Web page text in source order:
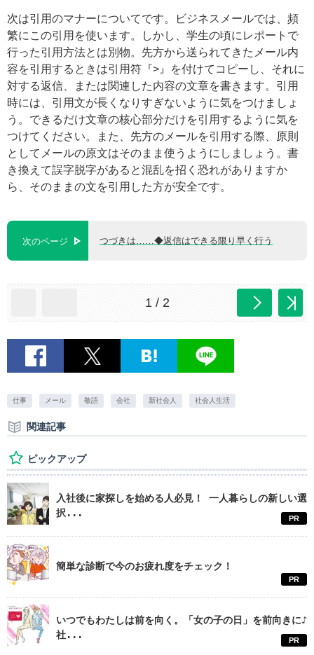
次は引用のマナーについてです。ビジネスメールでは、頻
繁にこの引用を使います。しかし、学生の頃にレポートで
行った引用方法とは別物。先方から送られてきたメール内
容を引用するときは引用符『>』を付けてコピーし、それに
対する返信、または関連した内容の文章を書きます。引用
時には、引用文が長くなりすぎないように気をつけましょ
う。できるだけ文章の核心部分だけを引用するように気を
つけてください。また、先方のメールを引用する際、原則
としてメールの原文はそのまま使うようにしましょう。書
き換えて誤字脱字があると混乱を招く恐れがありますか
ら、そのままの文を引用した方が安全です。
次のページ つづきは……◆返信はできる限り早く行う
1 / 2
仕事 メール 敬語 会社 新社会人 社会人生活
関連記事
ピックアップ
入社後に家探しを始める人必見！ 一人暮らしの新しい選
択...
PR
簡単な診断で今のお疲れ度をチェック！
PR
いつでもわたしは前を向く。「女の子の日」を前向きに♪
社...
PR